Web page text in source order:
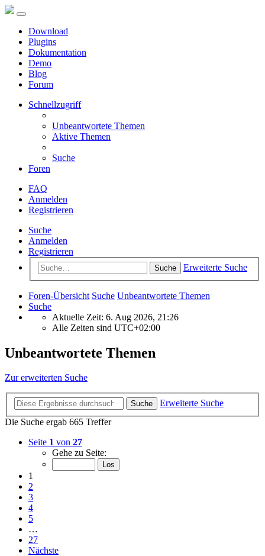
Download
Plugins
Dokumentation
Demo
Blog
Forum
Schnellzugriff
Unbeantwortete Themen
Aktive Themen
Suche
Foren
FAQ
Anmelden
Registrieren
Suche
Anmelden
Registrieren
Suche Erweiterte Suche
Foren-Übersicht Suche Unbeantwortete Themen
Suche
Aktuelle Zeit: 6. Aug 2026, 21:26
Alle Zeiten sind UTC+02:00
Unbeantwortete Themen
Zur erweiterten Suche
Suche
Erweiterte Suche
Die Suche ergab 665 Treffer
Seite 1 von 27
Gehe zu Seite:
1
2
3
4
5
…
27
Nächste